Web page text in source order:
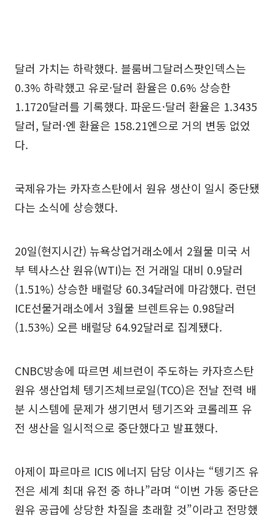
달러 가치는 하락했다. 블룸버그달러스팟인덱스는
0.3% 하락했고 유로·달러 환율은 0.6% 상승한
1.1720달러를 기록했다. 파운드·달러 환율은 1.3435
달러, 달러·엔 환율은 158.21엔으로 거의 변동 없었
다.
국제유가는 카자흐스탄에서 원유 생산이 일시 중단됐
다는 소식에 상승했다.
20일(현지시간) 뉴욕상업거래소에서 2월물 미국 서
부 텍사스산 원유(WTI)는 전 거래일 대비 0.9달러
(1.51%) 상승한 배럴당 60.34달러에 마감했다. 런던
ICE선물거래소에서 3월물 브렌트유는 0.98달러
(1.53%) 오른 배럴당 64.92달러로 집계됐다.
CNBC방송에 따르면 셰브런이 주도하는 카자흐스탄
원유 생산업체 텡기즈체브로일(TCO)은 전날 전력 배
분 시스템에 문제가 생기면서 텡기즈와 코롤레프 유
전 생산을 일시적으로 중단했다고 발표했다.
아제이 파르마르 ICIS 에너지 담당 이사는 “텡기즈 유
전은 세계 최대 유전 중 하나”라며 “이번 가동 중단은
원유 공급에 상당한 차질을 초래할 것”이라고 전망했